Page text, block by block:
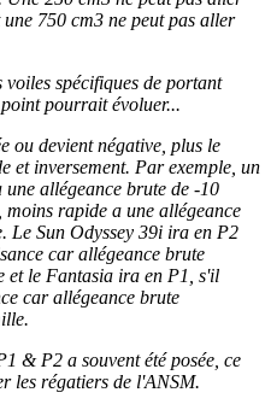
750 cm3 ne peut pas aller
spécifiques de portant
pourrait évoluer...
ou devient négative, plus le
et inversement. Par exemple, un
allégeance brute de -10
rapide a une allégeance
Le Sun Odyssey 39i ira en P2
car allégeance brute
et le Fantasia ira en P1, s'il
car allégeance brute
& P2 a souvent été posée, ce
les régatiers de l'ANSM.